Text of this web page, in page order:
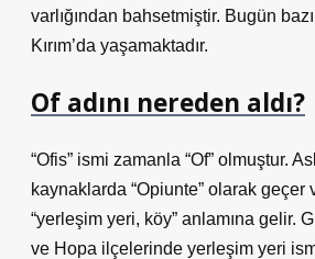
varlığından bahsetmiştir. Bugün
Kırım’da yaşamaktadır.
Of adını nereden aldı?
“Ofis” ismi zamanla “Of” olmuştur.
kaynaklarda “Opiunte” olarak geçer
“yerleşim yeri, köy” anlamına gelir.
ve Hopa ilçelerinde yerleşim yeri